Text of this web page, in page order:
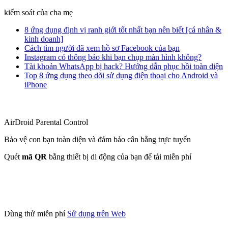
kiểm soát của cha mẹ
8 ứng dụng định vị ranh giới tốt nhất bạn nên biết [cá nhân &
kinh doanh]
Cách tìm người đã xem hồ sơ Facebook của bạn
Instagram có thông báo khi bạn chụp màn hình không?
Tài khoản WhatsApp bị hack? Hướng dẫn phục hồi toàn diện
Top 8 ứng dụng theo dõi sử dụng điện thoại cho Android và
iPhone
AirDroid Parental Control
Bảo vệ con bạn toàn diện và đảm bảo cân bằng trực tuyến
Quét mã QR bằng thiết bị di động của bạn để tải miễn phí
Dùng thử miễn phí Sử dụng trên Web